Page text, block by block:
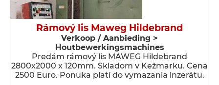
Rámový lis Maweg Hildebrand
Verkoop / Aanbieding >
Houtbewerkingsmachines
Predám rámový lis MAWEG Hildebrand
2800x2000 x 120mm. Skladom v Kežmarku. Cena
2500 Euro. Ponuka platí do vymazania inzerátu.